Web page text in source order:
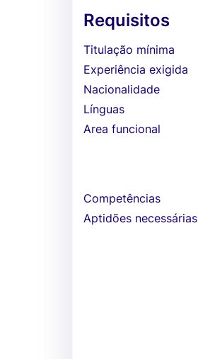
Requisitos
Titulação mínima
Experiência exigida
Nacionalidade
Línguas
Area funcional
Competências
Aptidões necessárias